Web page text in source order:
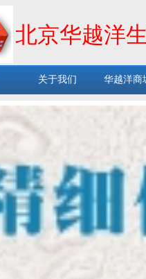
北京华越洋
关于我们 华越洋商